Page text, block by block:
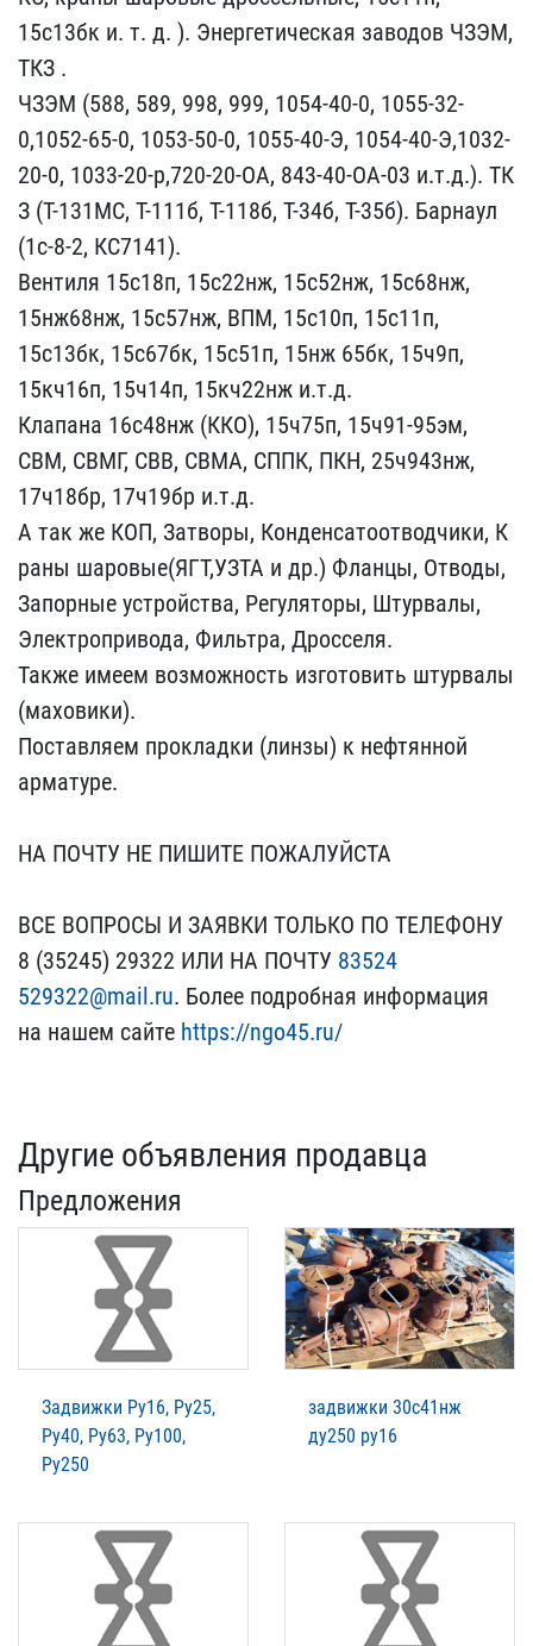
15с13бк и​. т. д. ). Энергетическа​я заводов ЧЗЭМ,
ТКЗ .
ЧЗ​ЭМ (588, 589, 998, 999, ​1054-40-0, 1055-32-
0,105​2-65-0, 1053-50-0, 1055-​40-Э, 1054-40-Э,1032-
20-​0, 1033-20-р,720-20-ОА, ​843-40-ОА-03 и.т.д.). ТК​
З (Т-131МС, Т-111б, Т-11​8б, Т-34б, Т-35б). Барна​ул
(1с-8-2, КС7141).
Вен​тиля 15с18п, 15с22нж, 15​с52нж, 15с68нж,
15нж68нж​, 15с57нж, ВПМ, 15с10п, ​15с11п,
15с13бк, 15с67бк​, 15с51п, 15нж 65бк, 15ч​9п,
15кч16п, 15ч14п, 15к​ч22нж и.т.д.
Клапана 16с​48нж (ККО), 15ч75п, 15ч9​1-95эм,
СВМ, СВМГ, СВВ, ​СВМА, СППК, ПКН, 25ч943н​ж,
17ч18бр, 17ч19бр и.т.​д.
А так же КОП, Затворы​, Конденсатоотводчики, К​
раны шаровые(ЯГТ,УЗТА и ​др.) Фланцы, Отводы,
Зап​орные устройства, Регуля​торы, Штурвалы,
Электроп​ривода, Фильтра, Дроссел​я.
Также имеем возможнос​ть изготовить штурвалы
(​маховики).
Поставляем пр​окладки (линзы) к нефтян​ной
арматуре.
НА ПОЧТУ ​НЕ ПИШИТЕ ПОЖАЛУЙСТА
ВС​Е ВОПРОСЫ И ЗАЯВКИ ТОЛЬК​О ПО ТЕЛЕФОНУ
8 (35245) ​29322 ИЛИ НА ПОЧТУ 83524​
529322@mail.ru. Более по​дробная информация
на на​шем сайте https://ngo45.​ru/
Другие объявления продавца
Предложения
Задвижки Ру16, Ру25,
Ру40, Ру63, Ру100,
Ру250
задвижки 30с41нж
ду250 ру16